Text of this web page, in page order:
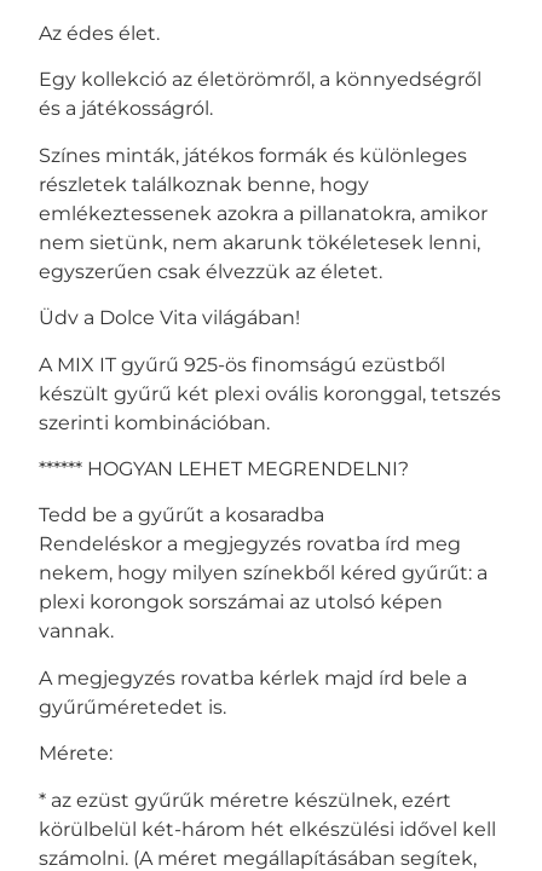
Az édes élet.
Egy kollekció az életörömről, a könnyedségről
és a játékosságról.
Színes minták, játékos formák és különleges
részletek találkoznak benne, hogy
emlékeztessenek azokra a pillanatokra, amikor
nem sietünk, nem akarunk tökéletesek lenni,
egyszerűen csak élvezzük az életet.
Üdv a Dolce Vita világában!
A MIX IT gyűrű 925-ös finomságú ezüstből
készült gyűrű két plexi ovális koronggal, tetszés
szerinti kombinációban.
****** HOGYAN LEHET MEGRENDELNI?
Tedd be a gyűrűt a kosaradba
Rendeléskor a megjegyzés rovatba írd meg
nekem, hogy milyen színekből kéred gyűrűt: a
plexi korongok sorszámai az utolsó képen
vannak.
A megjegyzés rovatba kérlek majd írd bele a
gyűrűméretedet is.
Mérete:
* az ezüst gyűrűk méretre készülnek, ezért
körülbelül két-három hét elkészülési idővel kell
számolni. (A méret megállapításában segítek,